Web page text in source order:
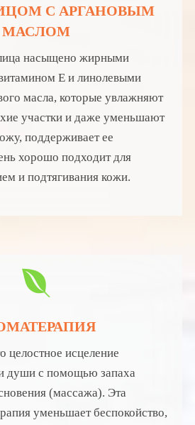
С АРГАНОВЫМ
МАСЛОМ
насыщено жирными
Е и линолевыми
масла, которые увлажняют
участки и даже уменьшают
поддерживает ее
хорошо подходит для
и подтягивания кожи.
целостное исцеление
души с помощью запаха
(массажа). Эта
уменьшает беспокойство,